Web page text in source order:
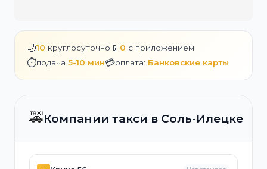
🌙10 круглосуточно 📱 0 с приложением
⏱️подача 5-10 мин💳оплата: Банковские карты
🚕Компании такси в Соль-Илецке